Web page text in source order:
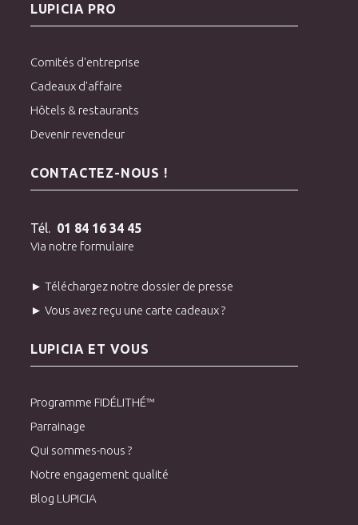
LUPICIA PRO
Comités d'entreprise
Cadeaux d'affaire
Hôtels & restaurants
Devenir revendeur
CONTACTEZ-NOUS !
Tél. 01 84 16 34 45
Via notre formulaire
► Téléchargez notre dossier de presse
► Vous avez reçu une carte cadeaux ?
LUPICIA ET VOUS
Programme FIDÉLITHÉ™
Parrainage
Qui sommes-nous ?
Notre engagement qualité
Blog LUPICIA